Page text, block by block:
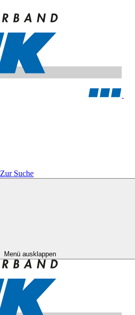
Zur Suche
Menü ausklappen